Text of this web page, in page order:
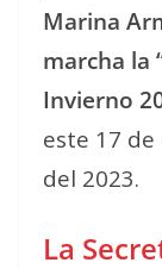
Marina
marcha la
Invierno
este 17
del 2023.
La